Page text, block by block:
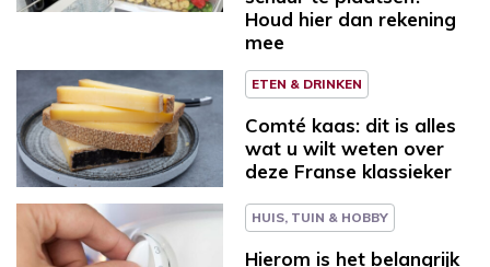
Houd hier dan rekening
mee
ETEN & DRINKEN
Comté kaas: dit is alles
wat u wilt weten over
deze Franse klassieker
HUIS, TUIN & HOBBY
Hierom is het belangrijk